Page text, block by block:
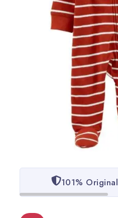
101% Original